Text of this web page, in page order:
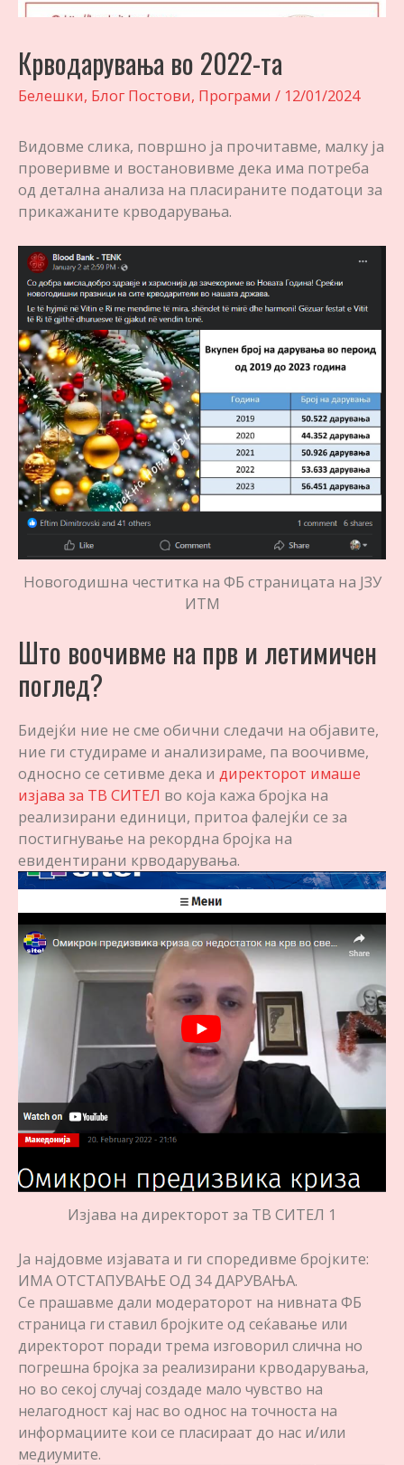
Крводарувања во 2022-та
Белешки, Блог Постови, Програми / 12/01/2024
Видовме слика, површно ја прочитавме, малку ја
проверивме и востановивме дека има потреба
од детална анализа на пласираните податоци за
прикажаните крводарувања.
Новогодишна честитка на ФБ страницата на ЈЗУ
ИТМ
Што воочивме на прв и летимичен
поглед?
Бидејќи ние не сме обични следачи на објавите,
ние ги студираме и анализираме, па воочивме,
односно се сетивме дека и директорот имаше
изјава за ТВ СИТЕЛ во која кажа бројка на
реализирани единици, притоа фалејќи се за
постигнување на рекордна бројка на
евидентирани крводарувања.
Изјава на директорот за ТВ СИТЕЛ 1
Ја најдовме изјавата и ги споредивме бројките:
ИМА ОТСТАПУВАЊЕ ОД 34 ДАРУВАЊА.
Се прашавме дали модераторот на нивната ФБ
страница ги ставил бројките од сеќавање или
директорот поради трема изговорил слична но
погрешна бројка за реализирани крводарувања,
но во секој случај создаде мало чувство на
нелагодност кај нас во однос на точноста на
информациите кои се пласираат до нас и/или
медиумите.